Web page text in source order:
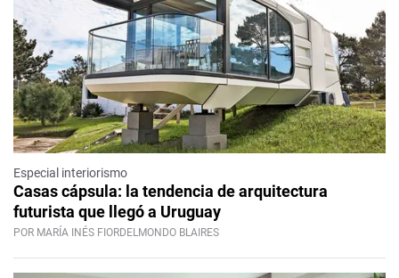
Especial interiorismo
Casas cápsula: la tendencia de arquitectura
futurista que llegó a Uruguay
POR MARÍA INÉS FIORDELMONDO BLAIRES